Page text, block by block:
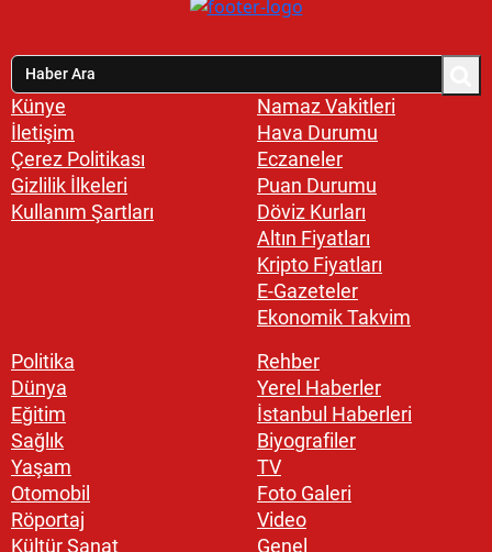
Künye
İletişim
Çerez Politikası
Gizlilik İlkeleri
Kullanım Şartları
Namaz Vakitleri
Hava Durumu
Eczaneler
Puan Durumu
Döviz Kurları
Altın Fiyatları
Kripto Fiyatları
E-Gazeteler
Ekonomik Takvim
Politika
Dünya
Eğitim
Sağlık
Yaşam
Otomobil
Röportaj
Kültür Sanat
Rehber
Yerel Haberler
İstanbul Haberleri
Biyografiler
TV
Foto Galeri
Video
Genel